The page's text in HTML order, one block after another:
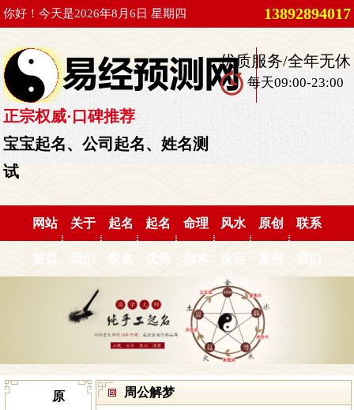
你好！今天是2026年8月6日 星期四 13892894017
正宗权威·口碑推荐
宝宝起名、公司起名、姓名测
试
优质服务/全年无休
每天09:00-23:00
网站
首页
关于
我们
起名
取名
起名
优势
命理
相术
风水
改运
原创
案例
联系
我们
原 周公解梦